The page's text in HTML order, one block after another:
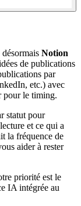
Notion
de publications
par
etc.) avec
pour le timing.
statut pour
et ce qui a
la fréquence de
aider à rester
priorité est le
IA intégrée au